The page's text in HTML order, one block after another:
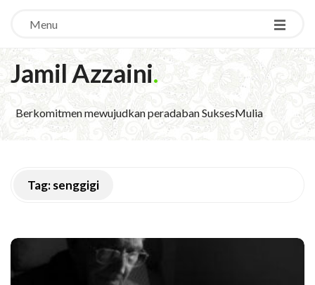
Menu
Jamil Azzaini.
Berkomitmen mewujudkan peradaban SuksesMulia
Tag:senggigi